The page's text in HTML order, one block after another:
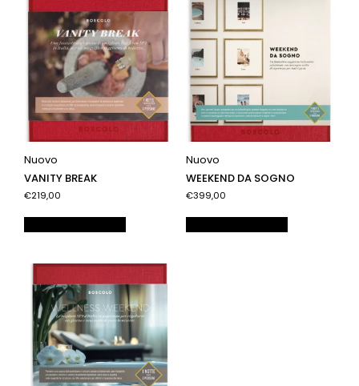
Nuovo
VANITY BREAK
€219,00
Nuovo
WEEKEND DA SOGNO
€399,00